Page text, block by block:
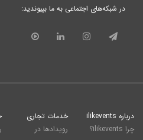
در شبکه‌های اجتماعی به ما بپیوندید:
درباره ilikevents
چرا ilikevents؟
خدمات تجاری
رویدادها در